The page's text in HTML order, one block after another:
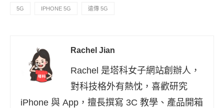
5G IPHONE 5G 遠傳 5G
Rachel Jian
Rachel 是塔科女子網站創辦人，
對科技格外有熱忱，喜歡研究
iPhone 與 App，擅長撰寫 3C 教學、產品開箱